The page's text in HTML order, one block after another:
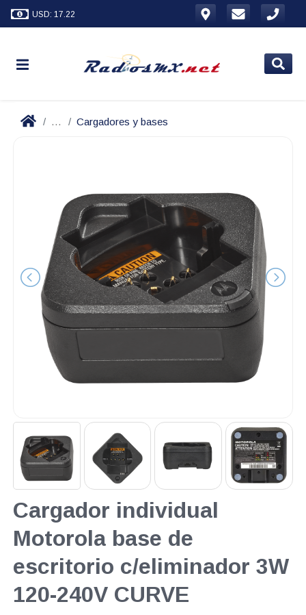
USD: 17.22
... Cargadores y bases
Cargador individual
Motorola base de
escritorio c/eliminador 3W
120-240V CURVE